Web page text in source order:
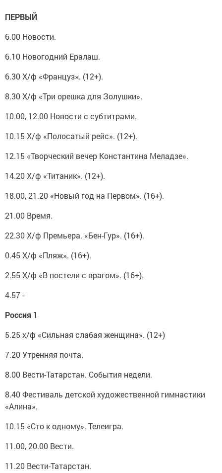
ПЕРВЫЙ
6.00 Новости.
6.10 Новогодний Ералаш.
6.30 Х/ф «Француз». (12+).
8.30 Х/ф «Три орешка для Золушки».
10.00, 12.00 Новости с субтитрами.
10.15 Х/ф «Полосатый рейс». (12+).
12.15 «Творческий вечер Константина Меладзе».
14.20 Х/ф «Титаник». (12+).
18.00, 21.20 «Новый год на Первом». (16+).
21.00 Время.
22.30 Х/ф Премьера. «Бен-Гур». (16+).
0.45 Х/ф «Пляж». (16+).
2.55 Х/ф «В постели с врагом». (16+).
4.57 -
Россия 1
5.25 х/ф «Сильная слабая женщина». (12+)
7.20 Утренняя почта.
8.00 Вести-Татарстан. События недели.
8.40 Фестиваль детской художественной гимнастики
«Алина».
10.15 «Сто к одному». Телеигра.
11.00, 20.00 Вести.
11.20 Вести-Татарстан.